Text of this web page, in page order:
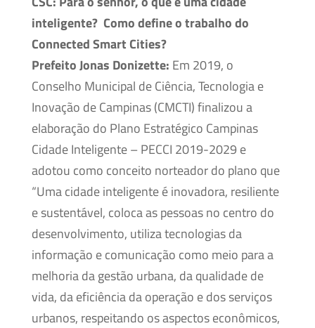
inteligente? Como define o trabalho do
Connected Smart Cities?
Prefeito Jonas Donizette: Em 2019, o
Conselho Municipal de Ciência, Tecnologia e
Inovação de Campinas (CMCTI) finalizou a
elaboração do Plano Estratégico Campinas
Cidade Inteligente – PECCI 2019-2029 e
adotou como conceito norteador do plano que
“Uma cidade inteligente é inovadora, resiliente
e sustentável, coloca as pessoas no centro do
desenvolvimento, utiliza tecnologias da
informação e comunicação como meio para a
melhoria da gestão urbana, da qualidade de
vida, da eficiência da operação e dos serviços
urbanos, respeitando os aspectos econômicos,